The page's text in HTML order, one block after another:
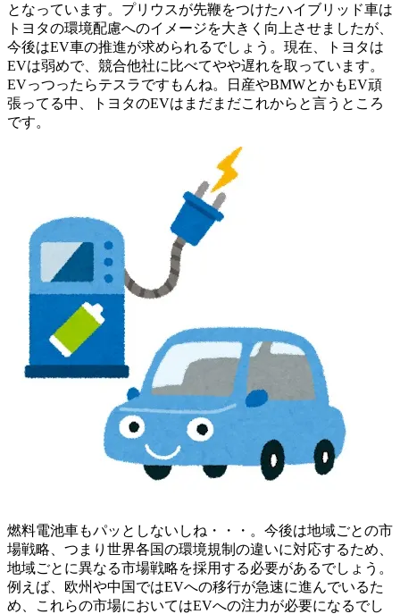
となっています。プリウスが先鞭をつけたハイブリッド車は
トヨタの環境配慮へのイメージを大きく向上させましたが、
今後はEV車の推進が求められるでしょう。現在、トヨタは
EVは弱めで、競合他社に比べてやや遅れを取っています。
EVっつったらテスラですもんね。日産やBMWとかもEV頑
張ってる中、トヨタのEVはまだまだこれからと言うところ
です。
燃料電池車もパッとしないしね・・・。今後は地域ごとの市
場戦略、つまり世界各国の環境規制の違いに対応するため、
地域ごとに異なる市場戦略を採用する必要があるでしょう。
例えば、欧州や中国ではEVへの移行が急速に進んでいるた
め、これらの市場においてはEVへの注力が必要になるでし